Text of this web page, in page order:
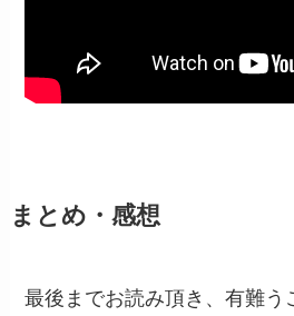
まとめ・感想
最後までお読み頂き、有難う